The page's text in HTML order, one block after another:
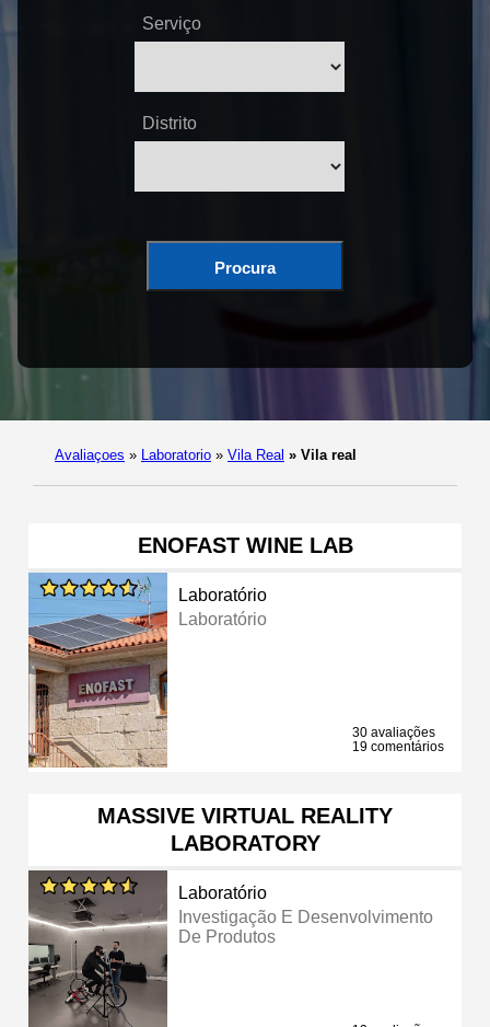
Serviço
Distrito
Procura
Avaliaçoes » Laboratorio » Vila Real » Vila real
ENOFAST WINE LAB
Laboratório
Laboratório
30 avaliações
19 comentários
MASSIVE VIRTUAL REALITY
LABORATORY
Laboratório
Investigação E Desenvolvimento
De Produtos